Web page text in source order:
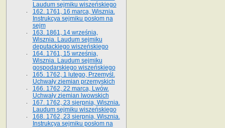
Laudum sejmiku wiszeńskiego
162. 1761, 16 marca, Wisznia.
Instrukcya sejmiku posłom na
sejm
163. 1861, 14 września,
Wisznia. Laudum sejmiku
deputackiego wiszeńskiego
164. 1761, 15 września,
Wisznia. Laudum sejmiku
gospodarskiego wiszeńskiego
165. 1762, 1 lutego, Przemyśl.
Uchwały ziemian przemyskich
166. 1762, 22 marca, Lwów.
Uchwały ziemian lwowskich
167. 1762, 23 sierpnia, Wisznia.
Laudum sejmiku wiszeńskiego
168. 1762, 23 sierpnia, Wisznia.
Instrukcya sejmiku posłom na